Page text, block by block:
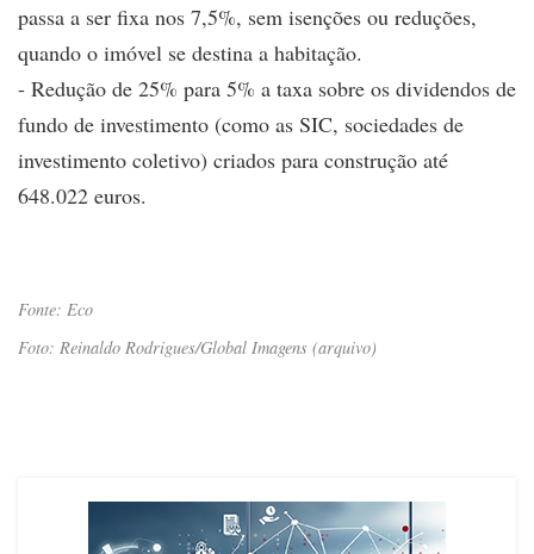
passa a ser fixa nos 7,5%, sem isenções ou reduções,
quando o imóvel se destina a habitação.
- Redução de 25% para 5% a taxa sobre os dividendos de
fundo de investimento (como as SIC, sociedades de
investimento coletivo) criados para construção até
648.022 euros.
Fonte: Eco
Foto: Reinaldo Rodrigues/Global Imagens (arquivo)